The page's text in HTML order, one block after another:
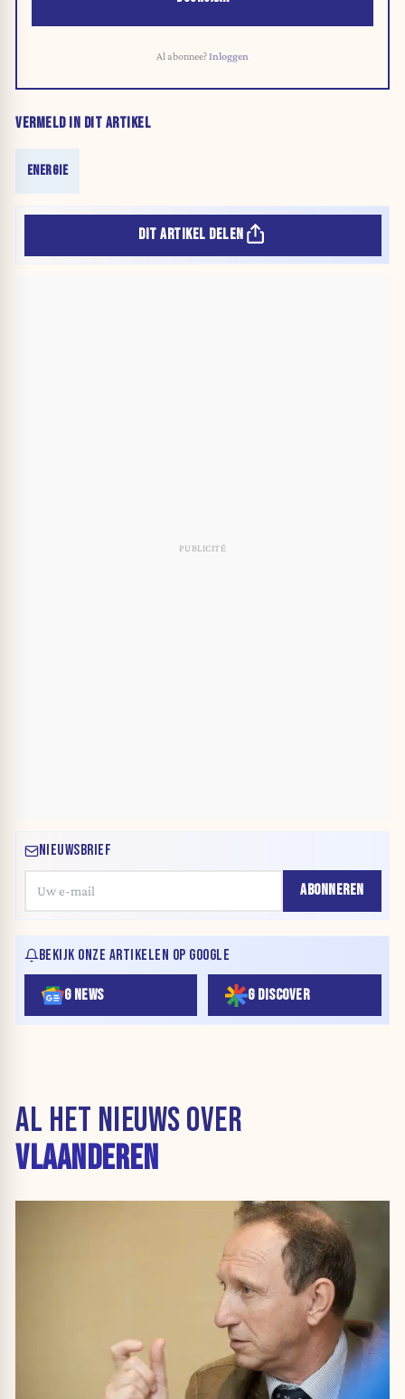
Al abonnee?Inloggen
VERMELD IN DIT ARTIKEL
ENERGIE
DIT ARTIKEL DELEN
NIEUWSBRIEF
ABONNEREN
BEKIJK ONZE ARTIKELEN OP GOOGLE
G NEWS G DISCOVER
AL HET NIEUWS OVER
VLAANDEREN